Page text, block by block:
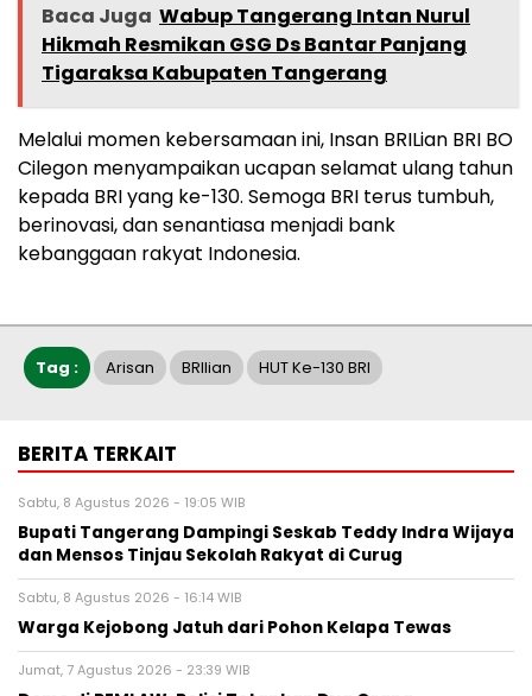
Baca Juga Wabup Tangerang Intan Nurul
Hikmah Resmikan GSG Ds Bantar Panjang
Tigaraksa Kabupaten Tangerang
Melalui momen kebersamaan ini, Insan BRILian BRI BO
Cilegon menyampaikan ucapan selamat ulang tahun
kepada BRI yang ke-130. Semoga BRI terus tumbuh,
berinovasi, dan senantiasa menjadi bank
kebanggaan rakyat Indonesia.
Tag : Arisan BRIlian HUT Ke-130 BRI
BERITA TERKAIT
Sabtu, 8 Agustus 2026 - 19:05 WIB
Bupati Tangerang Dampingi Seskab Teddy Indra Wijaya
dan Mensos Tinjau Sekolah Rakyat di Curug
Sabtu, 8 Agustus 2026 - 16:14 WIB
Warga Kejobong Jatuh dari Pohon Kelapa Tewas
Jumat, 7 Agustus 2026 - 23:39 WIB